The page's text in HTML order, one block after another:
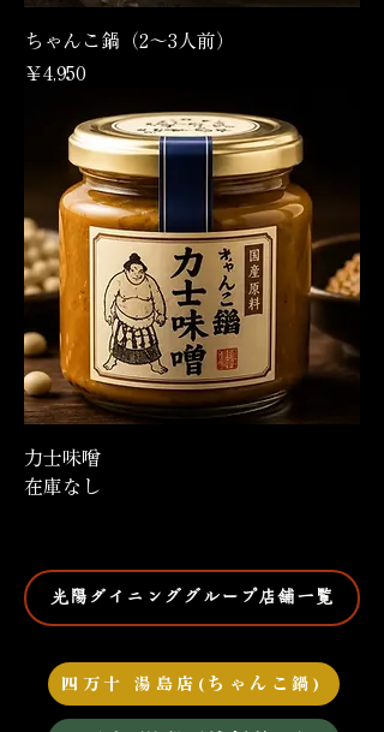
ちゃんこ鍋（2～3人前）
価格
￥4,950
力士味噌
在庫なし
光陽ダイニンググループ店舗一覧
四万十 湯島店(ちゃんこ鍋)